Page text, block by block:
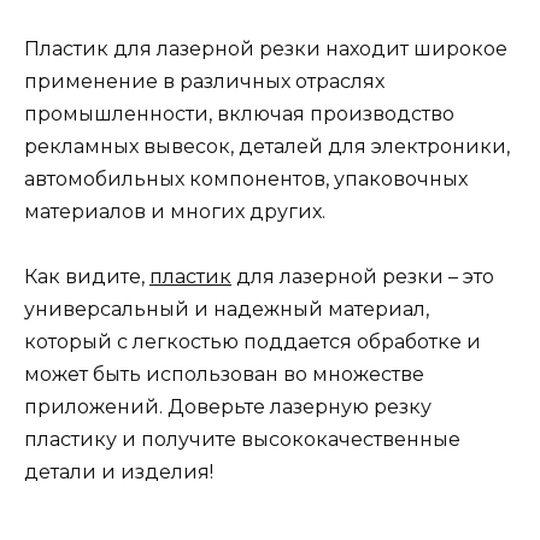
Пластик для лазерной резки находит широкое
применение в различных отраслях
промышленности, включая производство
рекламных вывесок, деталей для электроники,
автомобильных компонентов, упаковочных
материалов и многих других.
Как видите, пластик для лазерной резки – это
универсальный и надежный материал,
который с легкостью поддается обработке и
может быть использован во множестве
приложений. Доверьте лазерную резку
пластику и получите высококачественные
детали и изделия!